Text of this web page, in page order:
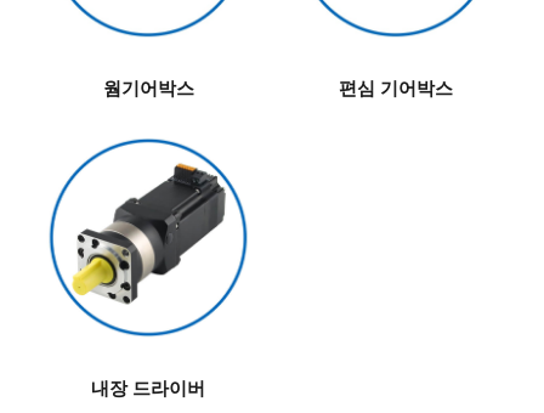
웜기어박스 편심 기어박스
내장 드라이버